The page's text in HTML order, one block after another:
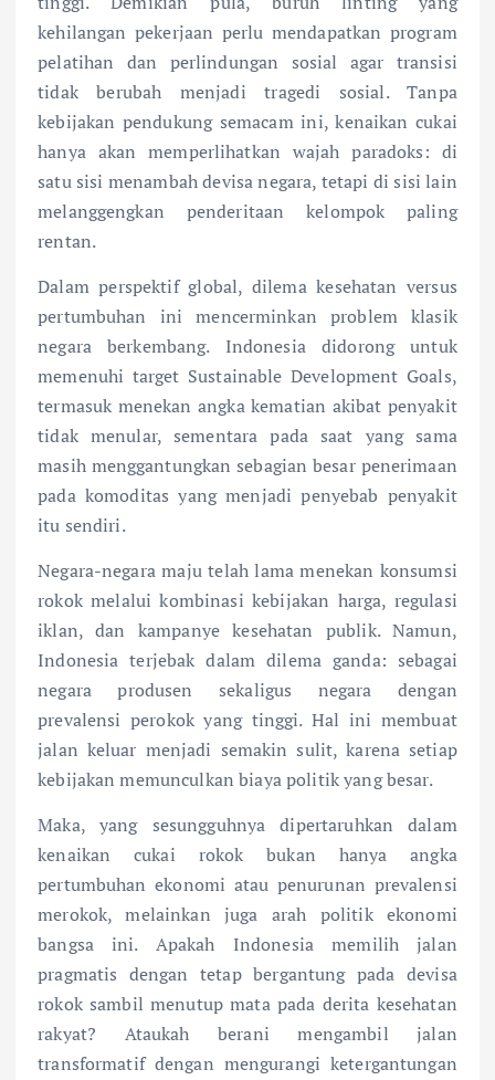
kehilangan pekerjaan perlu mendapatkan program
pelatihan dan perlindungan sosial agar transisi
tidak berubah menjadi tragedi sosial. Tanpa
kebijakan pendukung semacam ini, kenaikan cukai
hanya akan memperlihatkan wajah paradoks: di
satu sisi menambah devisa negara, tetapi di sisi lain
melanggengkan penderitaan kelompok paling
rentan.
Dalam perspektif global, dilema kesehatan versus
pertumbuhan ini mencerminkan problem klasik
negara berkembang. Indonesia didorong untuk
memenuhi target Sustainable Development Goals,
termasuk menekan angka kematian akibat penyakit
tidak menular, sementara pada saat yang sama
masih menggantungkan sebagian besar penerimaan
pada komoditas yang menjadi penyebab penyakit
itu sendiri.
Negara-negara maju telah lama menekan konsumsi
rokok melalui kombinasi kebijakan harga, regulasi
iklan, dan kampanye kesehatan publik. Namun,
Indonesia terjebak dalam dilema ganda: sebagai
negara produsen sekaligus negara dengan
prevalensi perokok yang tinggi. Hal ini membuat
jalan keluar menjadi semakin sulit, karena setiap
kebijakan memunculkan biaya politik yang besar.
Maka, yang sesungguhnya dipertaruhkan dalam
kenaikan cukai rokok bukan hanya angka
pertumbuhan ekonomi atau penurunan prevalensi
merokok, melainkan juga arah politik ekonomi
bangsa ini. Apakah Indonesia memilih jalan
pragmatis dengan tetap bergantung pada devisa
rokok sambil menutup mata pada derita kesehatan
rakyat? Ataukah berani mengambil jalan
transformatif dengan mengurangi ketergantungan